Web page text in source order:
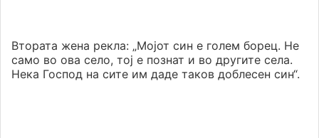
Втората жена рекла: „Мојот син е голем борец. Не
само во ова село, тој е познат и во другите села.
Нека Господ на сите им даде таков доблесен син“.